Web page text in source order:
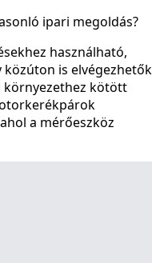
ipari megoldás?
használható,
közúton is elvégezhetők
környezethez kötött
a mérőeszköz